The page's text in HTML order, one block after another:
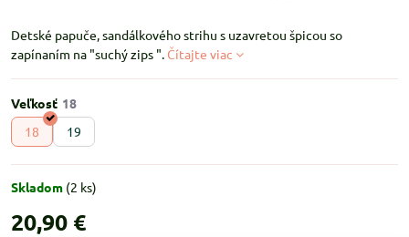
Detské papuče, sandálkového strihu s uzavretou špicou so
zapínaním na "suchý zips ". Čítajte viac
Veľkosť
18
19
Skladom (2 ks)
20,90 €